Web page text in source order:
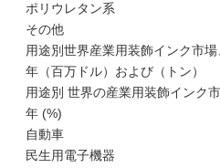
ポリウレタン系
その他
用途別世界産業用装飾インク市
年（百万ドル）および（トン）
用途別 世界の産業用装飾インク
年 (%)
自動車
民生用電子機器